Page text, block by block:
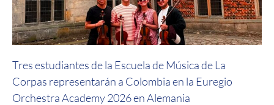
Tres estudiantes de la Escuela de Música de La
Corpas representarán a Colombia en la Euregio
Orchestra Academy 2026 en Alemania